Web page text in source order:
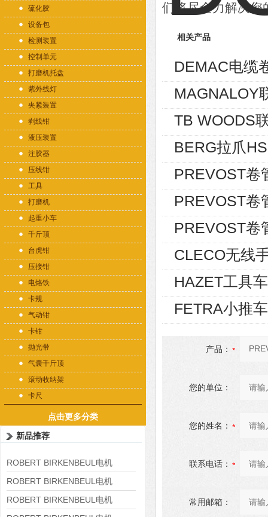
硫化胶
设备包
检测装置
控制单元
打磨机托盘
紫外线灯
夹紧装置
剥线钳
液压装置
注胶器
压线钳
工具
打磨机
起重小车
千斤顶
台虎钳
压接钳
电烙铁
卡规
气动钳
卡钳
抛光带
气囊千斤顶
滚动收纳架
卡尺
点击更多分类
新品推荐
ROBERT BIRKENBEUL电机
8APE225M-4-IE3
ROBERT BIRKENBEUL电机
8APE180L-4 IE3
ROBERT BIRKENBEUL电机
们将尽全力解决您
相关产品
DEMAC电缆
MAGNALOY
TB WOODS
BERG拉爪
PREVOST卷
PREVOST卷
PREVOST卷
CLECO无线
HAZET工具
FETRA小推
产品：
您的单位：
您的姓名：
联系电话：
常用邮箱：